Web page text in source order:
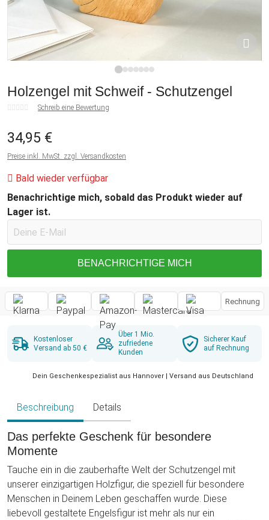
Holzengel mit Schweif - Schutzengel
Schreib eine Bewertung
34,95 €
Preise inkl. MwSt. zzgl. Versandkosten
Bald wieder verfügbar
Benachrichtige mich, sobald das Produkt wieder auf
Lager ist.
BENACHRICHTIGE MICH
Rechnung
Kostenloser
Versand ab 50 €
Über 1 Mio.
zufriedene
Kunden
Sicherer Kauf
auf Rechnung
Dein Geschenkespezialist aus Hannover | Versand aus Deutschland
Beschreibung Details
Das perfekte Geschenk für besondere
Momente
Tauche ein in die zauberhafte Welt der Schutzengel mit
unserer einzigartigen Holzfigur, die speziell für besondere
Menschen in Deinem Leben geschaffen wurde. Diese
liebevoll gestaltete Engelsfigur ist mehr als nur ein